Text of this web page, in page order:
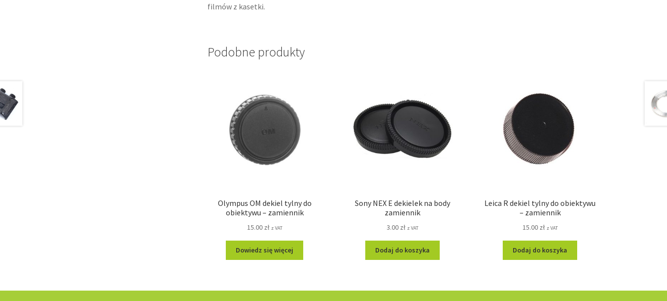
filmów z kasetki.
Podobne produkty
Olympus OM dekiel tylny do
obiektywu – zamiennik
15.00 zł z VAT
Dowiedz się więcej
Sony NEX E dekielek na body
zamiennik
3.00 zł z VAT
Dodaj do koszyka
Leica R dekiel tylny do obiektywu
– zamiennik
15.00 zł z VAT
Dodaj do koszyka